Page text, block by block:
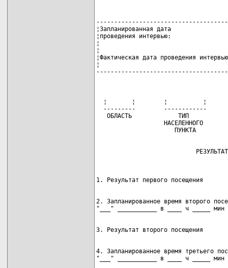
¦Запланированная дата
¦проведения интервью:
¦
¦
¦Фактическая дата проведения
¦
¦       ¦        ¦          ¦
---------        ------------
ОБЛАСТЬ             ТИП
НАСЕЛЕННОГО
1. Результат первого посещения
2. Запланированное время второго
"___" ___________ в ____ ч _____
3. Результат второго посещения
4. Запланированное время третьего
"___" ___________ в ____ ч _____